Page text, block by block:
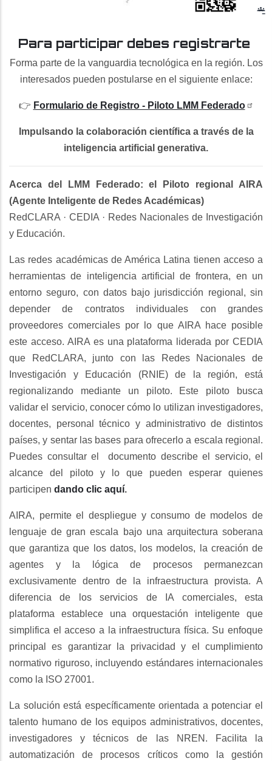
Para participar debes registrarte
Forma parte de la vanguardia tecnológica en la región. Los
interesados pueden postularse en el siguiente enlace:
👉 Formulario de Registro - Piloto LMM Federado
Impulsando la colaboración científica a través de la
inteligencia artificial generativa.
Acerca del LMM Federado: el Piloto regional AIRA
(Agente Inteligente de Redes Académicas)
RedCLARA · CEDIA · Redes Nacionales de Investigación
y Educación.
Las redes académicas de América Latina tienen acceso a
herramientas de inteligencia artificial de frontera, en un
entorno seguro, con datos bajo jurisdicción regional, sin
depender de contratos individuales con grandes
proveedores comerciales por lo que AIRA hace posible
este acceso. AIRA es una plataforma liderada por CEDIA
que RedCLARA, junto con las Redes Nacionales de
Investigación y Educación (RNIE) de la región, está
regionalizando mediante un piloto. Este piloto busca
validar el servicio, conocer cómo lo utilizan investigadores,
docentes, personal técnico y administrativo de distintos
países, y sentar las bases para ofrecerlo a escala regional.
Puedes consultar el documento describe el servicio, el
alcance del piloto y lo que pueden esperar quienes
participen dando clic aquí.
AIRA, permite el despliegue y consumo de modelos de
lenguaje de gran escala bajo una arquitectura soberana
que garantiza que los datos, los modelos, la creación de
agentes y la lógica de procesos permanezcan
exclusivamente dentro de la infraestructura provista. A
diferencia de los servicios de IA comerciales, esta
plataforma establece una orquestación inteligente que
simplifica el acceso a la infraestructura física. Su enfoque
principal es garantizar la privacidad y el cumplimiento
normativo riguroso, incluyendo estándares internacionales
como la ISO 27001.
La solución está específicamente orientada a potenciar el
talento humano de los equipos administrativos, docentes,
investigadores y técnicos de las NREN. Facilita la
automatización de procesos críticos como la gestión